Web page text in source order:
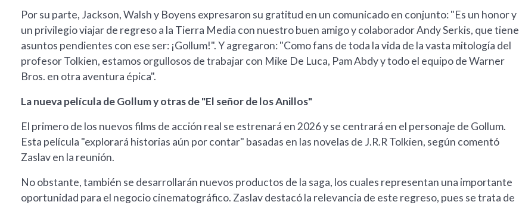
Por su parte, Jackson, Walsh y Boyens expresaron su gratitud en un comunicado en conjunto: "Es un honor y
un privilegio viajar de regreso a la Tierra Media con nuestro buen amigo y colaborador Andy Serkis, que tiene
asuntos pendientes con ese ser: ¡Gollum!". Y agregaron: "Como fans de toda la vida de la vasta mitología del
profesor Tolkien, estamos orgullosos de trabajar con Mike De Luca, Pam Abdy y todo el equipo de Warner
Bros. en otra aventura épica".
La nueva película de Gollum y otras de "El señor de los Anillos"
El primero de los nuevos films de acción real se estrenará en 2026 y se centrará en el personaje de Gollum.
Esta película "explorará historias aún por contar" basadas en las novelas de J.R.R Tolkien, según comentó
Zaslav en la reunión.
No obstante, también se desarrollarán nuevos productos de la saga, los cuales representan una importante
oportunidad para el negocio cinematográfico. Zaslav destacó la relevancia de este regreso, pues se trata de